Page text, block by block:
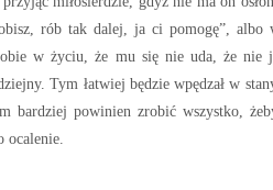
rób tak dalej, ja ci pomogę”, albo
w życiu, że mu się nie uda, że nie
Tym łatwiej będzie wpędzał w
bardziej powinien zrobić wszystko,
ocalenie.